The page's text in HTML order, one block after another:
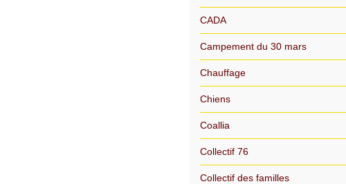
CADA
Campement du 30 mars
Chauffage
Chiens
Coallia
Collectif 76
Collectif des familles